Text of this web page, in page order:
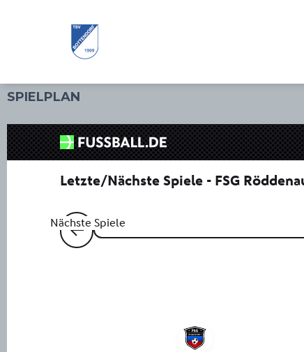
SPIELPLAN